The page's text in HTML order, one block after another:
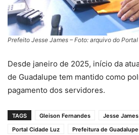
Prefeito Jesse James – Foto: arquivo do
Desde janeiro de 2025, início da
de Guadalupe tem mantido como
pagamento dos servidores.
TAGS Gleison Fernandes Jesse James
Portal Cidade Luz
Prefeitura de Guadalupe